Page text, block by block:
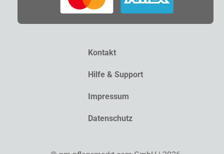
Kontakt
Hilfe & Support
Impressum
Datenschutz